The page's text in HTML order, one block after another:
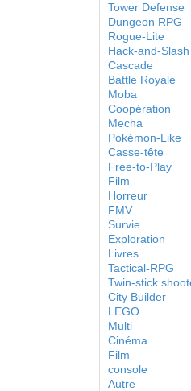
Tower Defense
Dungeon RPG
Rogue-Lite
Hack-and-Slash
Cascade
Battle Royale
Moba
Coopération
Mecha
Pokémon-Like
Casse-tête
Free-to-Play
Film
Horreur
FMV
Survie
Exploration
Livres
Tactical-RPG
Twin-stick
City Builder
LEGO
Multi
Cinéma
Film
console
Autre